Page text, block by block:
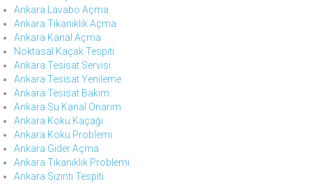
Ankara Lavabo Açma
Ankara Tıkanıklık Açma
Ankara Kanal Açma
Noktasal Kaçak Tespiti
Ankara Tesisat Servisi
Ankara Tesisat Yenileme
Ankara Tesisat Bakım
Ankara Su Kanal Onarım
Ankara Koku Kaçağı
Ankara Koku Problemi
Ankara Gider Açma
Ankara Tıkanıklık Problemi
Ankara Sızıntı Tespiti